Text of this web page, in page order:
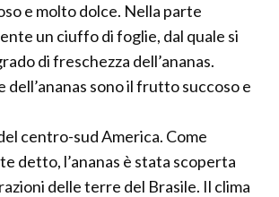
e molto dolce. Nella parte
un ciuffo di foglie, dal quale si
di freschezza dell’ananas.
dell’ananas sono il frutto succoso e
centro-sud America. Come
detto, l’ananas è stata scoperta
delle terre del Brasile. Il clima